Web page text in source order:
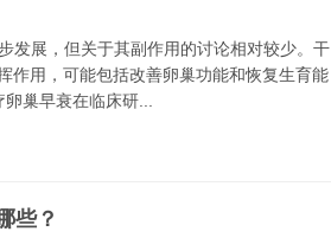
发展，但关于其副作用的讨论相对较少。干
作用，可能包括改善卵巢功能和恢复生育能
巢早衰在临床研...
些？